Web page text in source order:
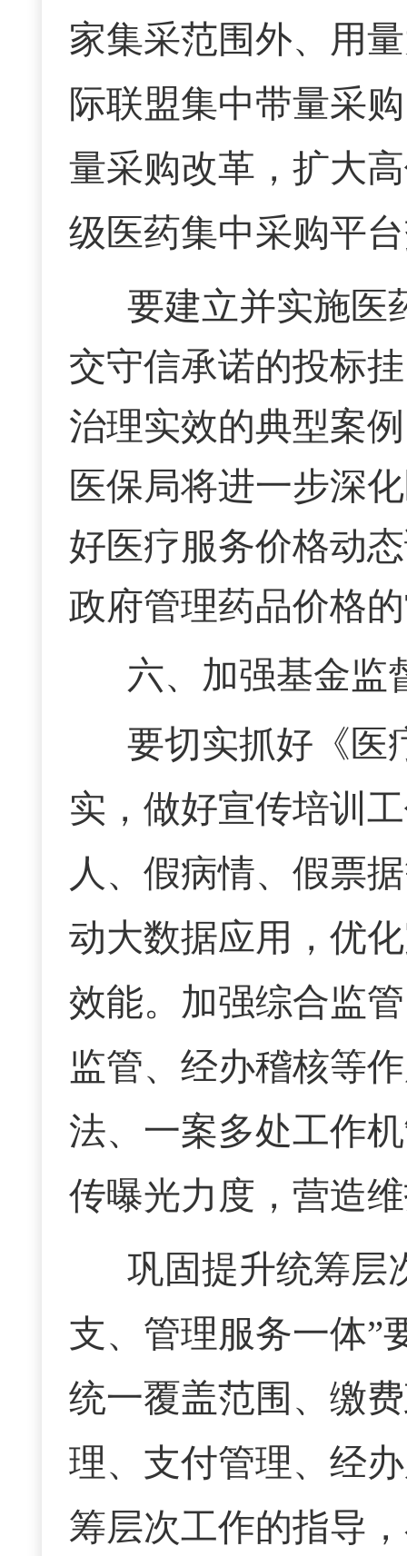
家集采范围外、用
际联盟集中带量采
量采购改革，扩大
级医药集中采购平
要建立并实施医
交守信承诺的投标
治理实效的典型案
医保局将进一步深
好医疗服务价格动
政府管理药品价格
六、加强基金监
要切实抓好《医
实，做好宣传培训
人、假病情、假票
动大数据应用，优
效能。加强综合监
监管、经办稽核等
法、一案多处工作
传曝光力度，营造
巩固提升统筹层
支、管理服务一体”
统一覆盖范围、缴
理、支付管理、经
筹层次工作的指导